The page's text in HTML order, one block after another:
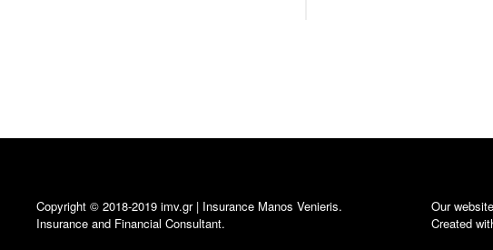
Copyright © 2018-2019 imv.gr | Insurance Manos Venieris.
Insurance and Financial Consultant.
Our
Created